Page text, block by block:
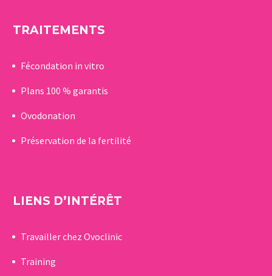
TRAITEMENTS
Fécondation in vitro
Plans 100 % garantis
Ovodonation
Préservation de la fertilité
LIENS D’INTÉRÊT
Travailler chez Ovoclinic
Training